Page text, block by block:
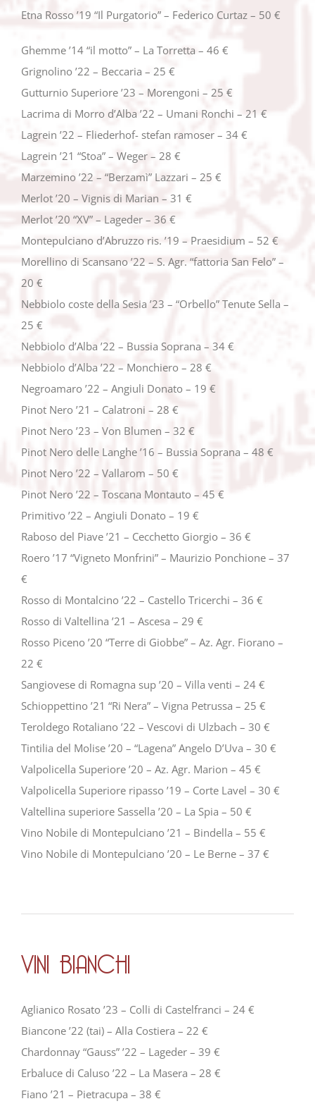
Etna Rosso ’19 “Il Purgatorio” – Federico Curtaz – 50 €
Ghemme ’14 “il motto” – La Torretta – 46 €
Grignolino ’22 – Beccaria – 25 €
Gutturnio Superiore ’23 – Morengoni – 25 €
Lacrima di Morro d’Alba ’22 – Umani Ronchi – 21 €
Lagrein ’22 – Fliederhof- stefan ramoser – 34 €
Lagrein ’21 “Stoa” – Weger – 28 €
Marzemino ’22 – “Berzamì” Lazzari – 25 €
Merlot ’20 – Vignis di Marian – 31 €
Merlot ’20 “XV” – Lageder – 36 €
Montepulciano d’Abruzzo ris. ’19 – Praesidium – 52 €
Morellino di Scansano ’22 – S. Agr. “fattoria San Felo” –
20 €
Nebbiolo coste della Sesia ’23 – “Orbello” Tenute Sella –
25 €
Nebbiolo d’Alba ’22 – Bussia Soprana – 34 €
Nebbiolo d’Alba ’22 – Monchiero – 28 €
Negroamaro ’22 – Angiuli Donato – 19 €
Pinot Nero ’21 – Calatroni – 28 €
Pinot Nero ’23 – Von Blumen – 32 €
Pinot Nero delle Langhe ’16 – Bussia Soprana – 48 €
Pinot Nero ’22 – Vallarom – 50 €
Pinot Nero ’22 – Toscana Montauto – 45 €
Primitivo ’22 – Angiuli Donato – 19 €
Raboso del Piave ’21 – Cecchetto Giorgio – 36 €
Roero ’17 “Vigneto Monfrini” – Maurizio Ponchione – 37
€
Rosso di Montalcino ’22 – Castello Tricerchi – 36 €
Rosso di Valtellina ’21 – Ascesa – 29 €
Rosso Piceno ’20 “Terre di Giobbe” – Az. Agr. Fiorano –
22 €
Sangiovese di Romagna sup ’20 – Villa venti – 24 €
Schioppettino ’21 “Ri Nera” – Vigna Petrussa – 25 €
Teroldego Rotaliano ’22 – Vescovi di Ulzbach – 30 €
Tintilia del Molise ’20 – “Lagena” Angelo D’Uva – 30 €
Valpolicella Superiore ’20 – Az. Agr. Marion – 45 €
Valpolicella Superiore ripasso ’19 – Corte Lavel – 30 €
Valtellina superiore Sassella ’20 – La Spia – 50 €
Vino Nobile di Montepulciano ’21 – Bindella – 55 €
Vino Nobile di Montepulciano ’20 – Le Berne – 37 €
VINI BIANCHI
Aglianico Rosato ’23 – Colli di Castelfranci – 24 €
Biancone ’22 (tai) – Alla Costiera – 22 €
Chardonnay “Gauss” ’22 – Lageder – 39 €
Erbaluce di Caluso ’22 – La Masera – 28 €
Fiano ’21 – Pietracupa – 38 €